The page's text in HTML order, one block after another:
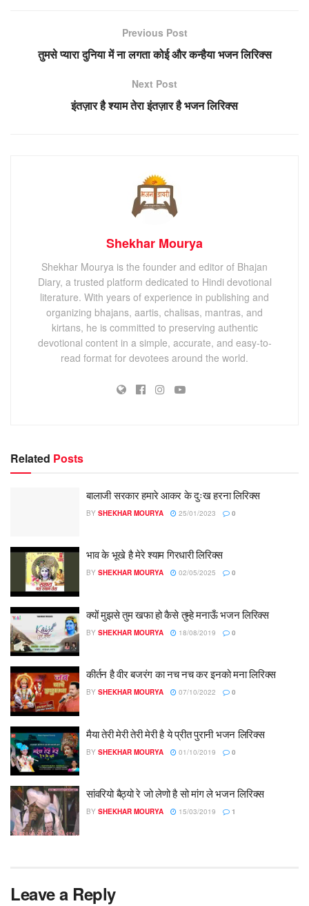
Previous Post
तुमसे प्यारा दुनिया में ना लगता कोई और कन्हैया भजन लिरिक्स
Next Post
इंतज़ार है श्याम तेरा इंतज़ार है भजन लिरिक्स
Shekhar Mourya
Shekhar Mourya is the founder and editor of Bhajan
Diary, a trusted platform dedicated to Hindi devotional
literature. With years of experience in publishing and
organizing bhajans, aartis, chalisas, mantras, and
kirtans, he is committed to preserving authentic
devotional content in a simple, accurate, and easy-to-
read format for devotees around the world.
Related Posts
बालाजी सरकार हमारे आकर के दुःख हरना लिरिक्स
BY SHEKHAR MOURYA 25/01/2023 0
भाव के भूखे है मेरे श्याम गिरधारी लिरिक्स
BY SHEKHAR MOURYA 02/05/2025 0
क्यों मुझसे तुम खफा हो कैसे तुम्हे मनाऊँ भजन लिरिक्स
BY SHEKHAR MOURYA 18/08/2019 0
कीर्तन है वीर बजरंग का नच नच कर इनको मना लिरिक्स
BY SHEKHAR MOURYA 07/10/2022 0
मैया तेरी मेरी तेरी मेरी है ये प्रीत पुरानी भजन लिरिक्स
BY SHEKHAR MOURYA 01/10/2019 0
सांवरियो बैठ्यो रे जो लेणो है सो मांग ले भजन लिरिक्स
BY SHEKHAR MOURYA 15/03/2019 1
Leave a Reply